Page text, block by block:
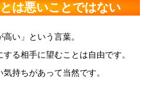
は悪いことではない
い」という言葉。
る相手に望むことは自由です。
持ちがあって当然です。